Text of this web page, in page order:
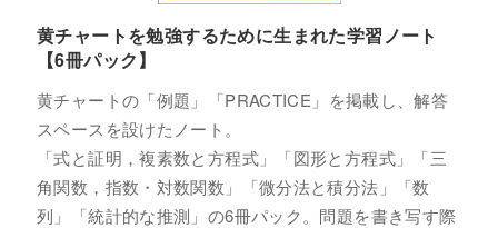
黄チャートを勉強するために生まれた学習ノート
【6冊パック】
黄チャートの「例題」「PRACTICE」を掲載し、解答
スペースを設けたノート。
「式と証明，複素数と方程式」「図形と方程式」「三
角関数，指数・対数関数」「微分法と積分法」「数
列」「統計的な推測」の6冊パック。問題を書き写す際